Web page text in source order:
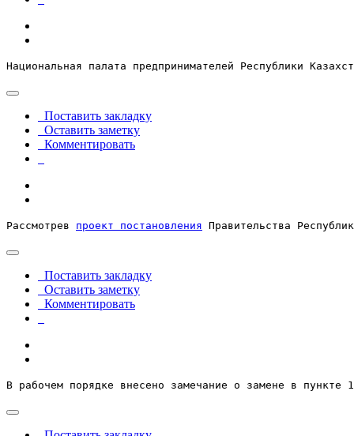
Национальная палата предпринимателей Республики
Поставить закладку
Оставить заметку
Комментировать
Рассмотрев проект постановления Правительства
Поставить закладку
Оставить заметку
Комментировать
В рабочем порядке внесено замечание о замене в